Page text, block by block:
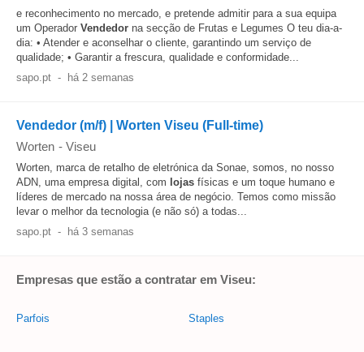
e reconhecimento no mercado, e pretende admitir para a sua equipa
um Operador Vendedor na secção de Frutas e Legumes O teu dia-a-
dia: • Atender e aconselhar o cliente, garantindo um serviço de
qualidade; • Garantir a frescura, qualidade e conformidade...
sapo.pt - há 2 semanas
Vendedor (m/f) | Worten Viseu (Full-time)
Worten - Viseu
Worten, marca de retalho de eletrónica da Sonae, somos, no nosso
ADN, uma empresa digital, com lojas físicas e um toque humano e
líderes de mercado na nossa área de negócio. Temos como missão
levar o melhor da tecnologia (e não só) a todas...
sapo.pt - há 3 semanas
Empresas que estão a contratar em Viseu:
Parfois Staples